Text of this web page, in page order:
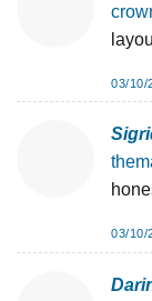
03/10/
03/10/